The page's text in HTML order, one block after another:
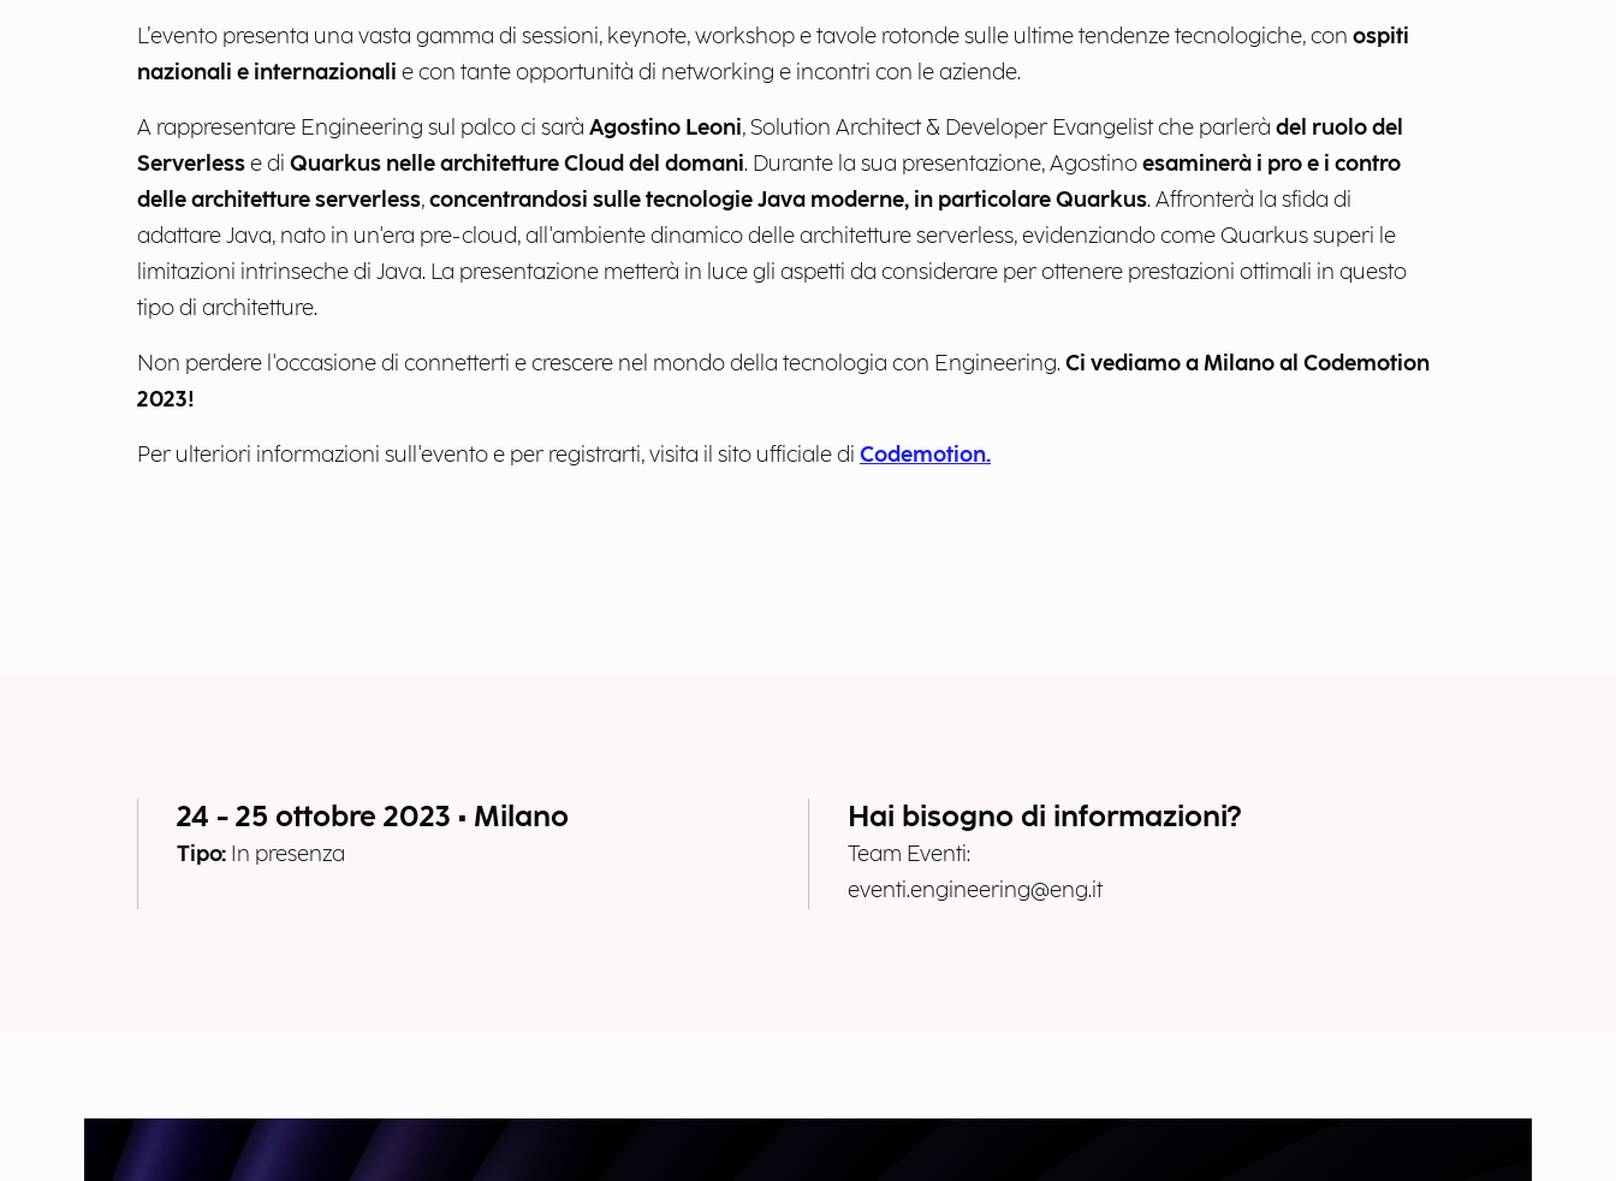
L’evento presenta una vasta gamma di sessioni, keynote, workshop e tavole rotonde sulle ultime tendenze tecnologiche, con ospiti
nazionali e internazionali e con tante opportunità di networking e incontri con le aziende.
A rappresentare Engineering sul palco ci sarà Agostino Leoni, Solution Architect & Developer Evangelist che parlerà del ruolo del
Serverlesse di Quarkus nelle architetture Cloud del domani. Durante la sua presentazione, Agostinoesaminerà i pro e i contro
delle architetture serverless,concentrandosi sulle tecnologie Java moderne, in particolare Quarkus. Affronterà la sfida di
adattare Java, nato in un'era pre-cloud, all'ambiente dinamico delle architetture serverless, evidenziando come Quarkus superi le
limitazioni intrinseche di Java. La presentazione metterà in luce gli aspetti da considerare per ottenere prestazioni ottimali in questo
tipo di architetture.
Non perdere l'occasione di connetterti e crescere nel mondo della tecnologia con Engineering. Ci vediamo a Milano al Codemotion
2023!
Per ulteriori informazioni sull'evento e per registrarti, visita il sito ufficiale di Codemotion.
24 - 25 ottobre 2023 • Milano
Tipo: In presenza
Hai bisogno di informazioni?
Team Eventi:
eventi.engineering@eng.it